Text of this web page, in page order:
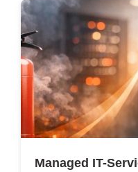
Managed IT-